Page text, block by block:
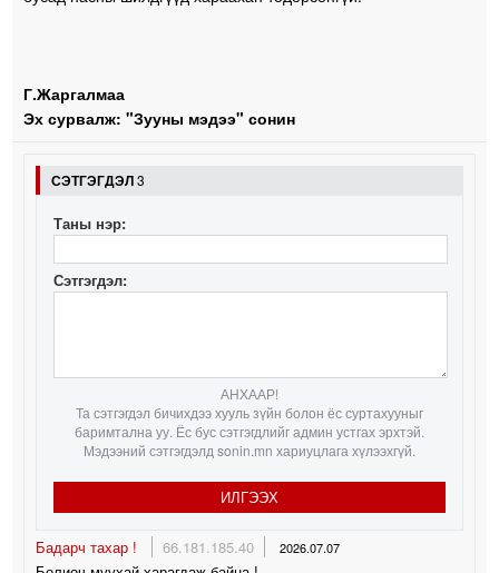
Г.Жаргалмаа
Эх сурвалж: "Зууны мэдээ" сонин
СЭТГЭГДЭЛ3
Таны нэр:
Сэтгэгдэл:
АНХААР!
Та сэтгэгдэл бичихдээ хууль зүйн болон ёс суртахууныг
баримтална уу. Ёс бус сэтгэгдлийг админ устгах эрхтэй.
Мэдээний сэтгэгдэлд sonin.mn хариуцлага хүлээхгүй.
ИЛГЭЭХ
Бадарч тахар ! 66.181.185.40 2026.07.07